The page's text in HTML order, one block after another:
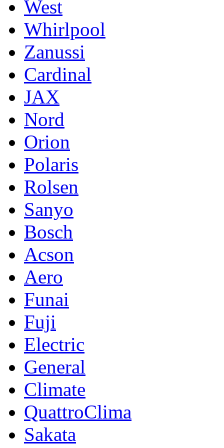
West
Whirlpool
Zanussi
Cardinal
JAX
Nord
Orion
Polaris
Rolsen
Sanyo
Bosch
Acson
Aero
Funai
Fuji
Electric
General
Climate
QuattroClima
Sakata